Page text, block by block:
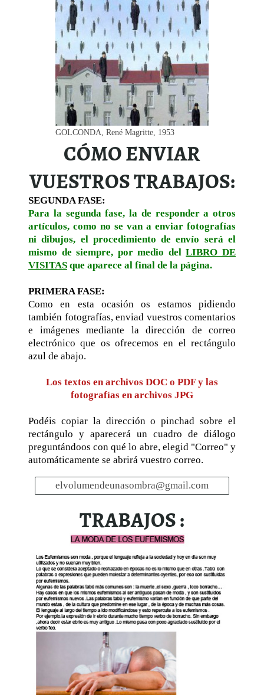
GOLCONDA, René Magritte, 1953
CÓMO ENVIAR
VUESTROS TRABAJOS:
SEGUNDA FASE:
Para la segunda fase, la de responder a otros
artículos, como no se van a enviar fotografías
ni dibujos, el procedimiento de envío será el
mismo de siempre, por medio delLIBRO DE
VISITAS que aparece al final de la página.
PRIMERA FASE:
Como en esta ocasión os estamos pidiendo
también fotografías, enviad vuestros comentarios
e imágenes mediante la dirección de correo
electrónico que os ofrecemos en el rectángulo
azul de abajo.
Los textos en archivos DOC o PDF y las
fotografías en archivos JPG
Podéis copiar la dirección o pinchad sobre el
rectángulo y aparecerá un cuadro de diálogo
preguntándoos con qué lo abre, elegid "Correo" y
automáticamente se abrirá vuestro correo.
elvolumendeunasombra@gmail.com
TRABAJOS :